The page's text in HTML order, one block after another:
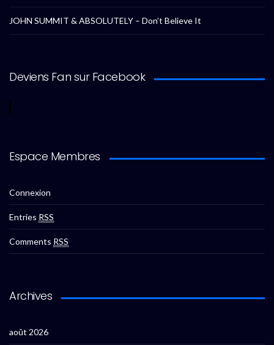
JOHN SUMMIT & ABSOLUTELY – Don’t Believe It
Deviens Fan sur Facebook
Espace Membres
Connexion
Entries RSS
Comments RSS
Archives
août 2026